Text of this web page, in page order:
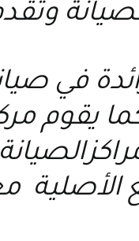
في
يقوم
الأصلية